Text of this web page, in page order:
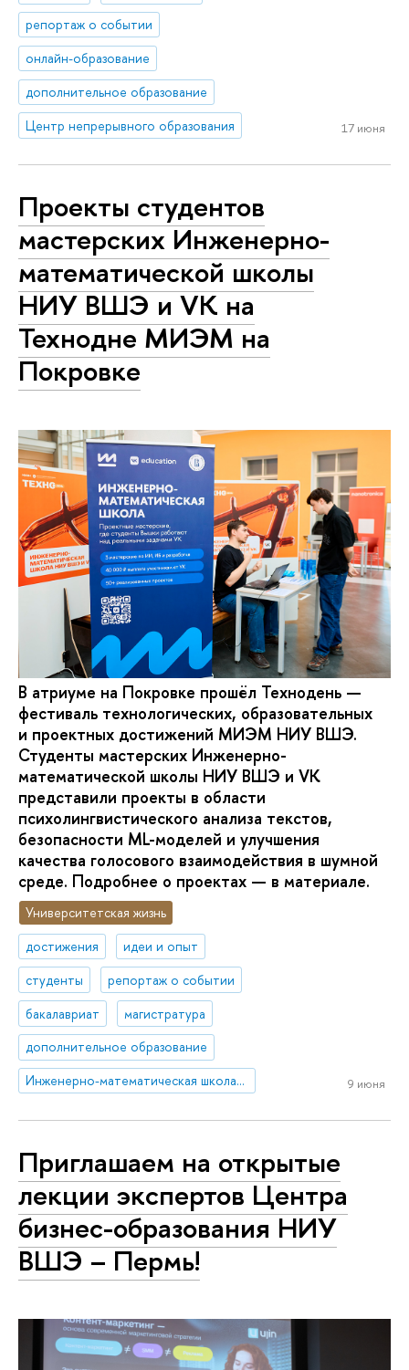
репортаж о событии
онлайн-образование
дополнительное образование
Центр непрерывного образования
17 июня
Проекты студентов
мастерских Инженерно-
математической школы
НИУ ВШЭ и VK на
Технодне МИЭМ на
Покровке
В атриуме на Покровке прошёл Технодень —
фестиваль технологических, образовательных
и проектных достижений МИЭМ НИУ ВШЭ.
Студенты мастерских Инженерно-
математической школы НИУ ВШЭ и VK
представили проекты в области
психолингвистического анализа текстов,
безопасности ML-моделей и улучшения
качества голосового взаимодействия в шумной
среде. Подробнее о проектах — в материале.
Университетская жизнь
достижения
идеи и опыт
студенты
репортаж о событии
бакалавриат
магистратура
дополнительное образование
Инженерно-математическая школа НИУ ВШЭ и VK
9 июня
Приглашаем на открытые
лекции экспертов Центра
бизнес-образования НИУ
ВШЭ – Пермь!